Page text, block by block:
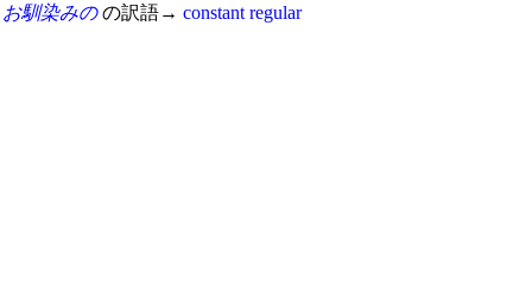
お馴染みのの訳語→ constant regular